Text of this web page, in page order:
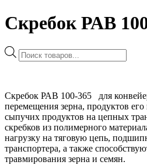
Скребок РАВ
Поиск
товаров
Скребок РАВ 100-365 для
перемещения зерна, продуктов
сыпучих продуктов на цепных
скребков из полимерного
нагрузку на тяговую цепь,
транспортера, а также
травмирования зерна и семян.